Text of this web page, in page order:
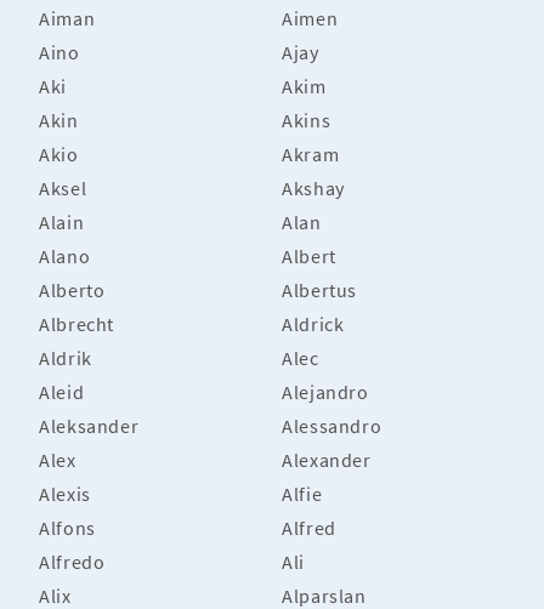
Aiman
Aimen
Aino
Ajay
Aki
Akim
Akin
Akins
Akio
Akram
Aksel
Akshay
Alain
Alan
Alano
Albert
Alberto
Albertus
Albrecht
Aldrick
Aldrik
Alec
Aleid
Alejandro
Aleksander
Alessandro
Alex
Alexander
Alexis
Alfie
Alfons
Alfred
Alfredo
Ali
Alix
Alparslan